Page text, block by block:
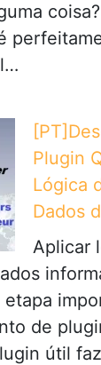
Plugin
Lógica
Dados
Aplicar
etapa
de
útil